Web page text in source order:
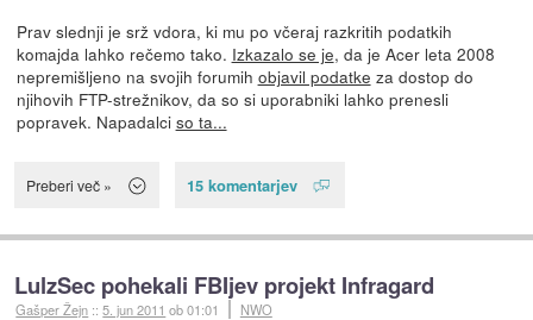
Prav slednji je srž vdora, ki mu po včeraj razkritih podatkih
komajda lahko rečemo tako. Izkazalo se je, da je Acer leta 2008
nepremišljeno na svojih forumih objavil podatke za dostop do
njihovih FTP-strežnikov, da so si uporabniki lahko prenesli
popravek. Napadalci so ta...
Preberi več » 15 komentarjev
LulzSec pohekali FBIjev projekt Infragard
Gašper Žejn ::5. jun 2011 ob 01:01 NWO